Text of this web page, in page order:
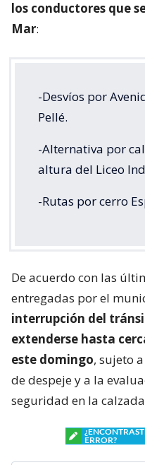
los conductores que
Mar:
-Desvíos por
Pellé.
-Alternativa por
altura del Liceo
-Rutas por cerro
De acuerdo con las
entregadas por el
interrupción del
extenderse hasta
este domingo, sujeto
de despeje y a la
seguridad en la
ERROR?